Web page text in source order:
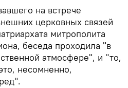
на встрече
церковных связей
митрополита
беседа проходила "в
атмосфере", и "то,
несомненно,